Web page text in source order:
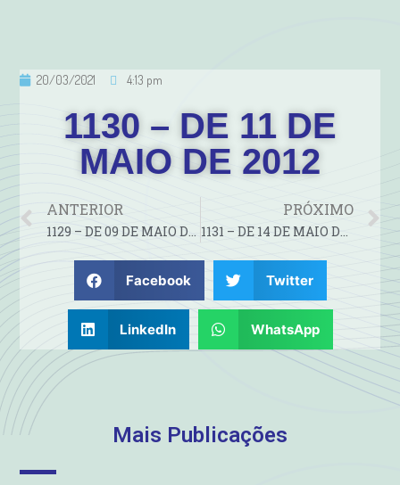
20/03/2021 4:13 pm
1130 – DE 11 DE
MAIO DE 2012
ANTERIOR
1129 – DE 09 DE MAIO DE 2012
PRÓXIMO
1131 – DE 14 DE MAIO DE 2012
Facebook Twitter
LinkedIn WhatsApp
Mais Publicações